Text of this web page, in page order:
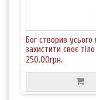
Бог створив
захистити своє тіло
250.00грн.